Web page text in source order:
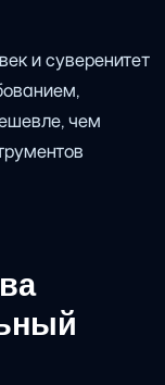
и суверенитет
чем